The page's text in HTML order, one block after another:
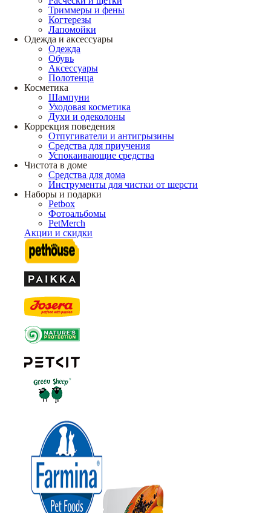
Триммеры и фены
Когтерезы
Лапомойки
Одежда и аксессуары
Одежда
Обувь
Аксессуары
Полотенца
Косметика
Шампуни
Уходовая косметика
Духи и одеколоны
Коррекция поведения
Отпугиватели и антигрызины
Средства для приучения
Успокаивающие средства
Чистота в доме
Средства для дома
Инструменты для чистки от шерсти
Наборы и подарки
Petbox
Фотоальбомы
PetMerch
Акции и скидки